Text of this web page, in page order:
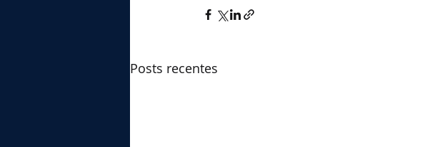
Posts recentes